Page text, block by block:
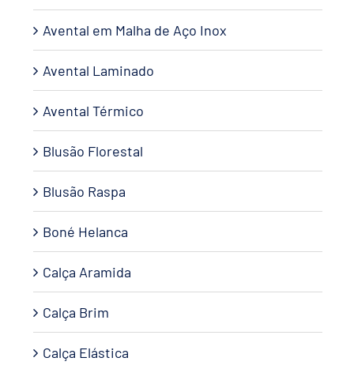
Avental em Malha de Aço Inox
Avental Laminado
Avental Térmico
Blusão Florestal
Blusão Raspa
Boné Helanca
Calça Aramida
Calça Brim
Calça Elástica